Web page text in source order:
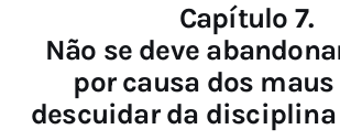
Capítulo 7.
Não se deve
por causa dos maus
descuidar da